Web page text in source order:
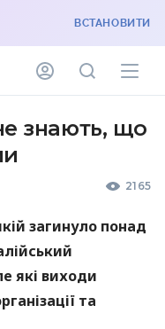
ВСТАНОВИТИ
знають, що
2165
загинуло понад
які виходи
та